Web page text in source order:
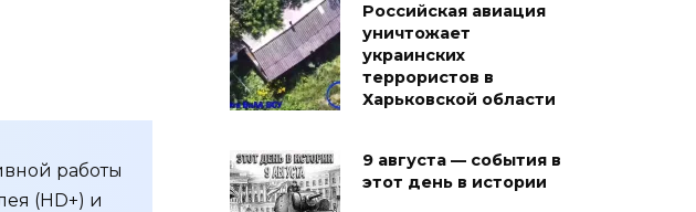
работы
(HD+) и
Российская авиация
уничтожает
украинских
террористов в
Харьковской области
9 августа — события в
этот день в истории